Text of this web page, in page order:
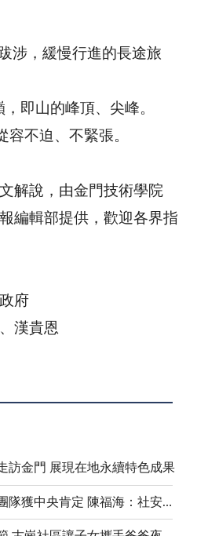
涉，緩慢行進的長途旅
即山的峰頂、尖峰。
容不迫、不緊張。
解說，由金門技術學院
編輯部提供，歡迎各界指
府
漢貴恩
訪金門 展現在地永續特色成果
金門心理衛生團隊獲中央肯定 陳福海：社安網核心是「人」 持續守護鄉親心理健康